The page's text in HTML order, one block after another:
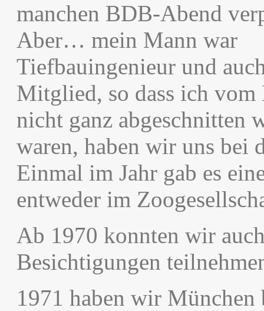
manchen BDB-Abend
Aber… mein Mann war
Tiefbauingenieur und
Mitglied, so dass ich vom
nicht ganz abgeschnitten
waren, haben wir uns bei
Einmal im Jahr gab es
entweder im
Ab 1970 konnten wir
Besichtigungen
1971 haben wir München